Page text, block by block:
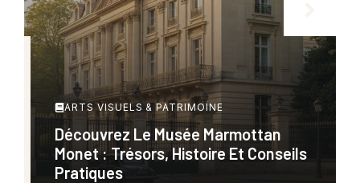
ARTS VISUELS & PATRIMOINE
Découvrez Le Musée Marmottan
Monet : Trésors, Histoire Et Conseils
Pratiques